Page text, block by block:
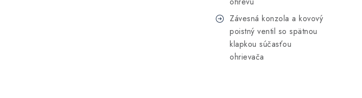
Závesná konzola a kovový
poistný ventil so spätnou
klapkou súčasťou
ohrievača